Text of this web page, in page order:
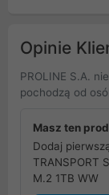
Opinie
PROLINE S.A.
pochodzą od
Masz ten
Dodaj
TRANSPORT
M.2 1TB WW